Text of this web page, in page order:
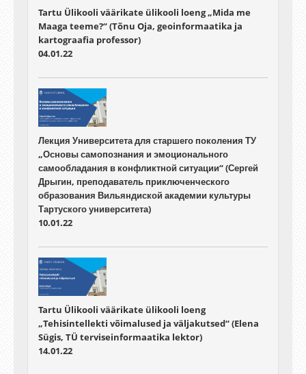
Tartu Ülikooli väärikate ülikooli loeng „Mida me
Maaga teeme?“ (Tõnu Oja, geoinformaatika ja
kartograafia professor)
04.01.22
Лекция Университета для старшего поколения ТУ
„Основы самопознания и эмоционального
самообладания в конфликтной ситуации“ (Сергей
Дрыгин, преподаватель приключенческого
образования Вильяндиской академии культуры
Тартуского университета)
10.01.22
Tartu Ülikooli väärikate ülikooli loeng
„Tehisintellekti võimalused ja väljakutsed“ (Elena
Sügis, TÜ terviseinformaatika lektor)
14.01.22